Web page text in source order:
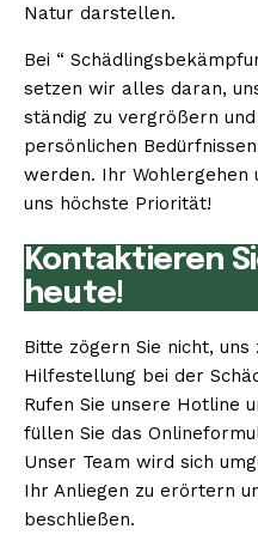
Natur darstellen.
Bei “
setzen wir alles daran,
ständig zu vergrößern
persönlichen
werden. Ihr Wohlergehen
uns höchste Priorität!
Kontaktieren
heute!
Bitte zögern Sie nicht,
Hilfestellung bei der
Rufen Sie unsere Hotline
füllen Sie das
Unser Team wird sich
Ihr Anliegen zu erörtern
beschließen.